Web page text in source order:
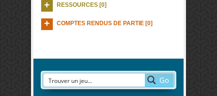
RESSOURCES [0]
COMPTES RENDUS DE PARTIE [0]
Go